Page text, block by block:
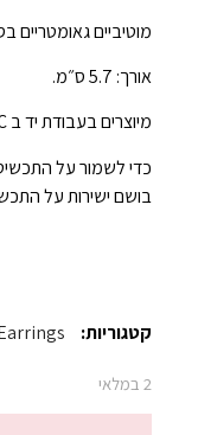
מוטיביים גאומטריים
אורך: 5.7 ס״מ.
מיוצרים בעבודת יד ב NYC.
כדי לשמור על
בושם ישירות על
קטגוריות:
2 במלאי